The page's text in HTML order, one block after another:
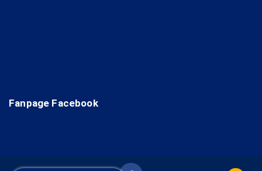
Fanpage Facebook